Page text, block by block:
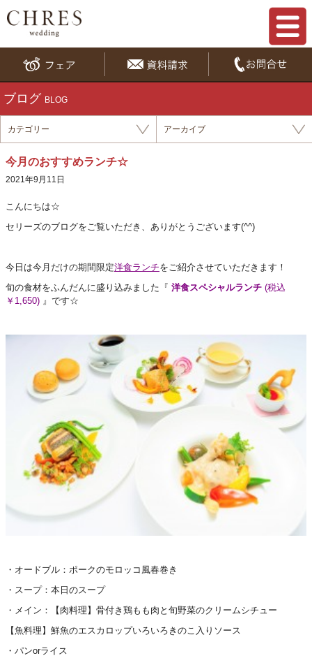
ブログ BLOG
カテゴリー アーカイブ
今月のおすすめランチ☆
2021年9月11日
こんにちは☆
セリーズのブログをご覧いただき、ありがとうございます(^^)
今日は今月 だけの期間限定洋食ランチをご紹介させていただきます！
旬の食材をふんだんに盛り込みました『 洋食スペシャルランチ (税込
￥1,650) 』です☆
・オードブル：ポークのモロッコ風春巻き
・スープ：本日のスープ
・メイン：【肉料理】骨付き鶏もも肉と旬野菜のクリームシチュー
【魚料理】鮮魚のエスカロップいろいろきのこ入りソース
・パンorライス